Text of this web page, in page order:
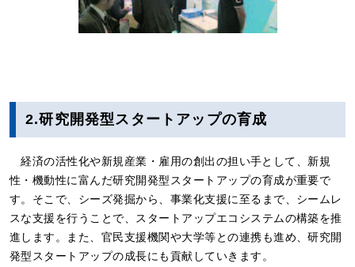
2.研究開発型スタートアップの育成
経済の活性化や新規産業・雇用の創出の担い手として、新規
性・機動性に富んだ研究開発型スタートアップの育成が重要で
す。そこで、シーズ発掘から、事業化支援に至るまで、シームレ
スな支援を行うことで、スタートアップエコシステムの構築を推
進します。また、官民支援機関や大学等との連携も進め、研究開
発型スタートアップの成長にも貢献していきます。